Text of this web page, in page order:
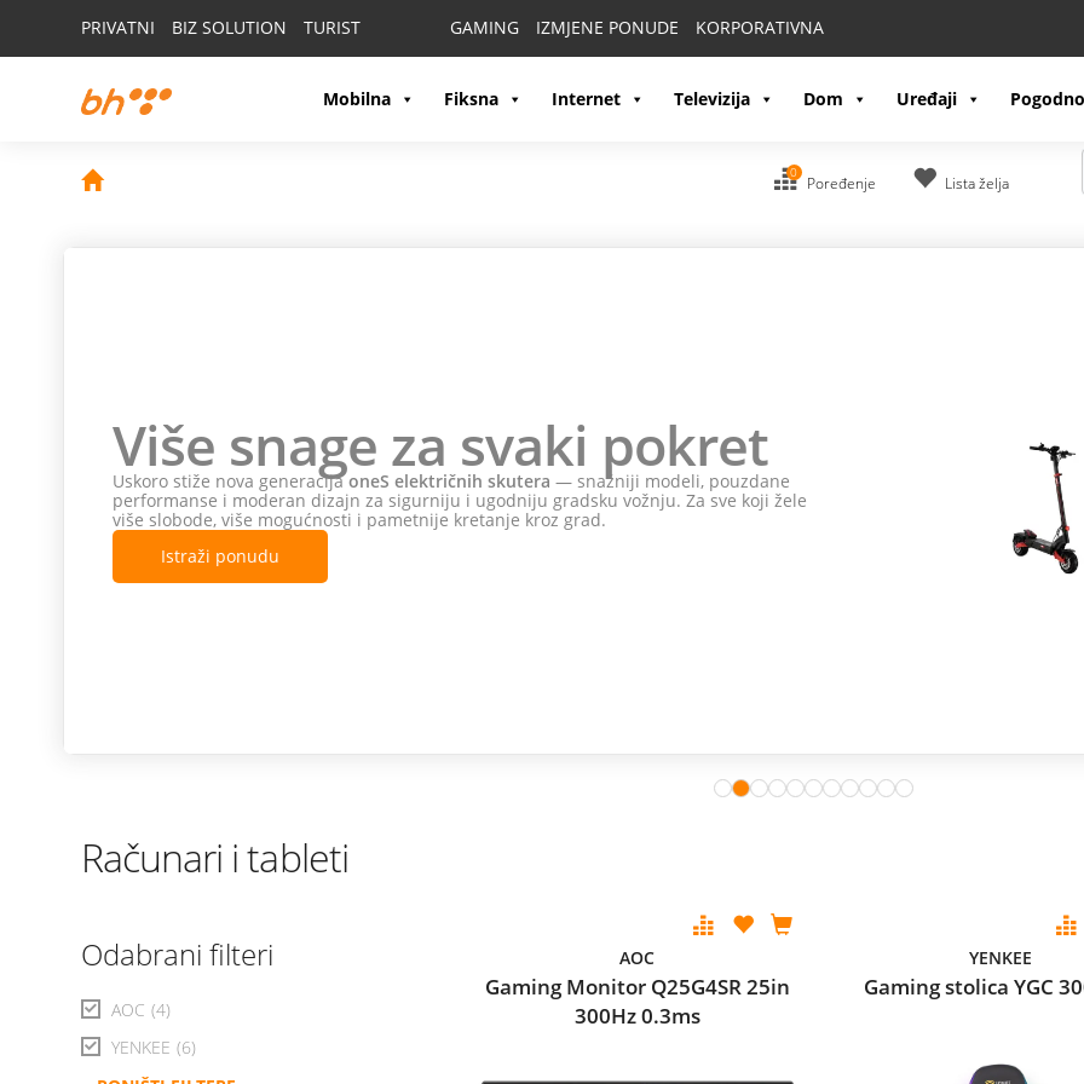
PRIVATNI BIZ SOLUTION TURIST GAMING IZMJENE PONUDE KORPORATIVNA
Mobilna Fiksna Internet Televizija Dom Uređaji
0
Poređenje Lista želja
Više snage za svaki pokret
Uskoro stiže nova generacijaoneS električnih skutera — snažniji modeli, pouzdane
performanse i moderan dizajn za sigurniju i ugodniju gradsku vožnju. Za sve koji žele
više slobode, više mogućnosti i pametnije kretanje kroz grad.
Istraži ponudu
Računari i tableti
Odabrani filteri
AOC (4)
YENKEE (6)
AOC
Gaming Monitor Q25G4SR 25in
300Hz 0.3ms
YENKEE
Gaming stolica YGC